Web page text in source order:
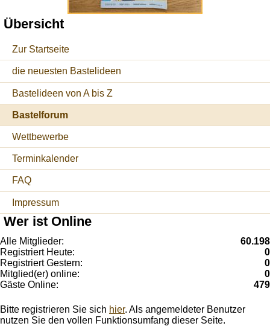
Übersicht
Zur Startseite
die neuesten Bastelideen
Bastelideen von A bis Z
Bastelforum
Wettbewerbe
Terminkalender
FAQ
Impressum
Wer ist Online
Alle Mitglieder:
60.198
Registriert Heute:
0
Registriert Gestern:
0
Mitglied(er) online:
0
Gäste Online:
479
Bitte registrieren Sie sich hier. Als angemeldeter Benutzer
nutzen Sie den vollen Funktionsumfang dieser Seite.